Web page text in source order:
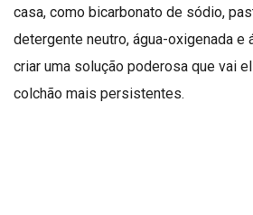
casa, como bicarbonato de sódio,
detergente neutro, água-oxigenada e
criar uma solução poderosa que vai
colchão mais persistentes.